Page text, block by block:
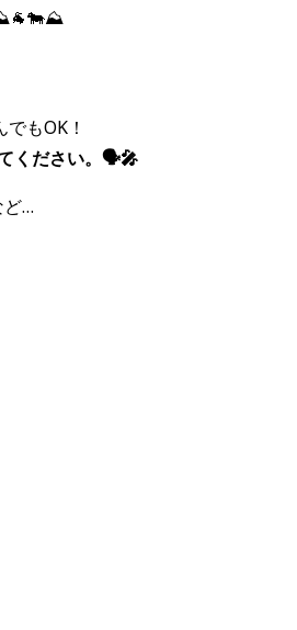
⛰️🐐🐄⛰️
でもOK！
ください。🗣️🎤
ど…